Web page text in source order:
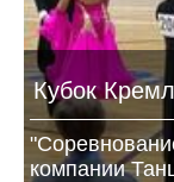
Кубок
компании